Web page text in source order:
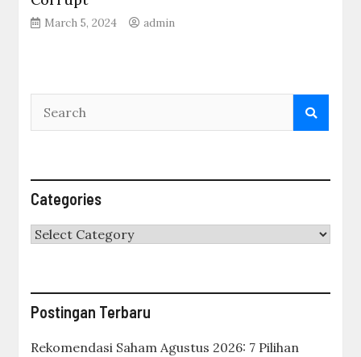
March 5, 2024 admin
Categories
Categories
Postingan Terbaru
Rekomendasi Saham Agustus 2026: 7 Pilihan